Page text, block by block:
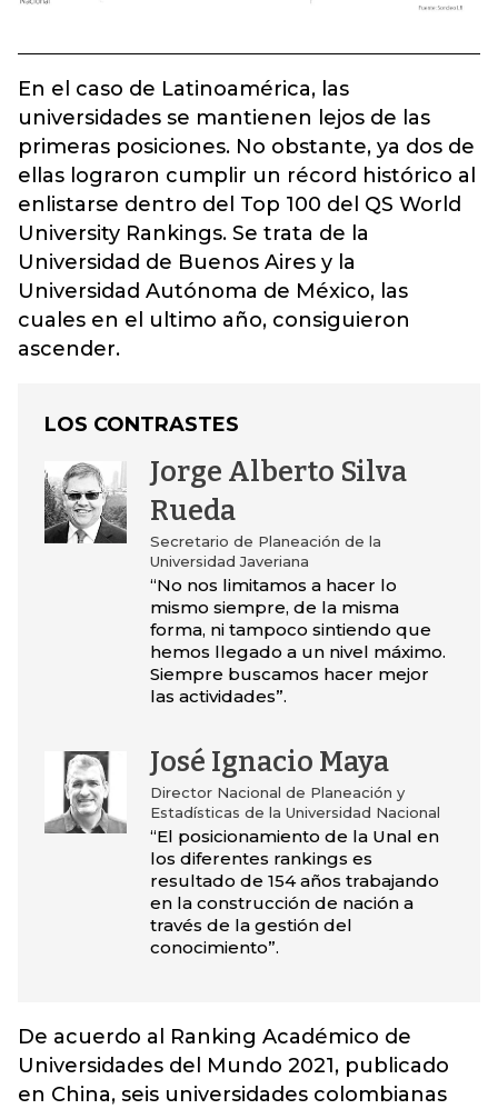
En el caso de Latinoamérica, las
universidades se mantienen lejos de las
primeras posiciones. No obstante, ya dos de
ellas lograron cumplir un récord histórico al
enlistarse dentro del Top 100 del QS World
University Rankings. Se trata de la
Universidad de Buenos Aires y la
Universidad Autónoma de México, las
cuales en el ultimo año, consiguieron
ascender.
LOS CONTRASTES
Jorge Alberto Silva
Rueda
Secretario de Planeación de la
Universidad Javeriana
“No nos limitamos a hacer lo
mismo siempre, de la misma
forma, ni tampoco sintiendo que
hemos llegado a un nivel máximo.
Siempre buscamos hacer mejor
las actividades”.
José Ignacio Maya
Director Nacional de Planeación y
Estadísticas de la Universidad Nacional
“El posicionamiento de la Unal en
los diferentes rankings es
resultado de 154 años trabajando
en la construcción de nación a
través de la gestión del
conocimiento”.
De acuerdo al Ranking Académico de
Universidades del Mundo 2021, publicado
en China, seis universidades colombianas